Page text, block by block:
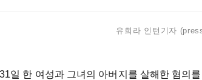
유희라 인턴기자
일 한 여성과 그녀의 아버지를 살해한 혐의